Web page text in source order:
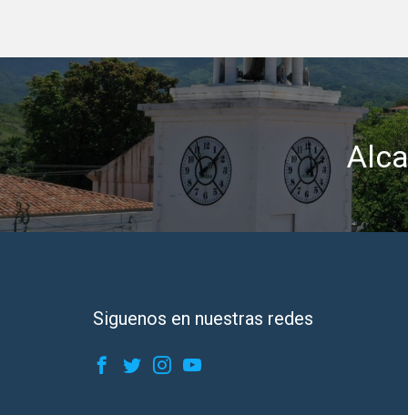
Siguenos en nuestras redes